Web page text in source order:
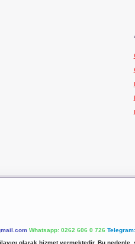
Whatsapp: 0262 606 0 726
olarak hizmet vermektedir. Bu